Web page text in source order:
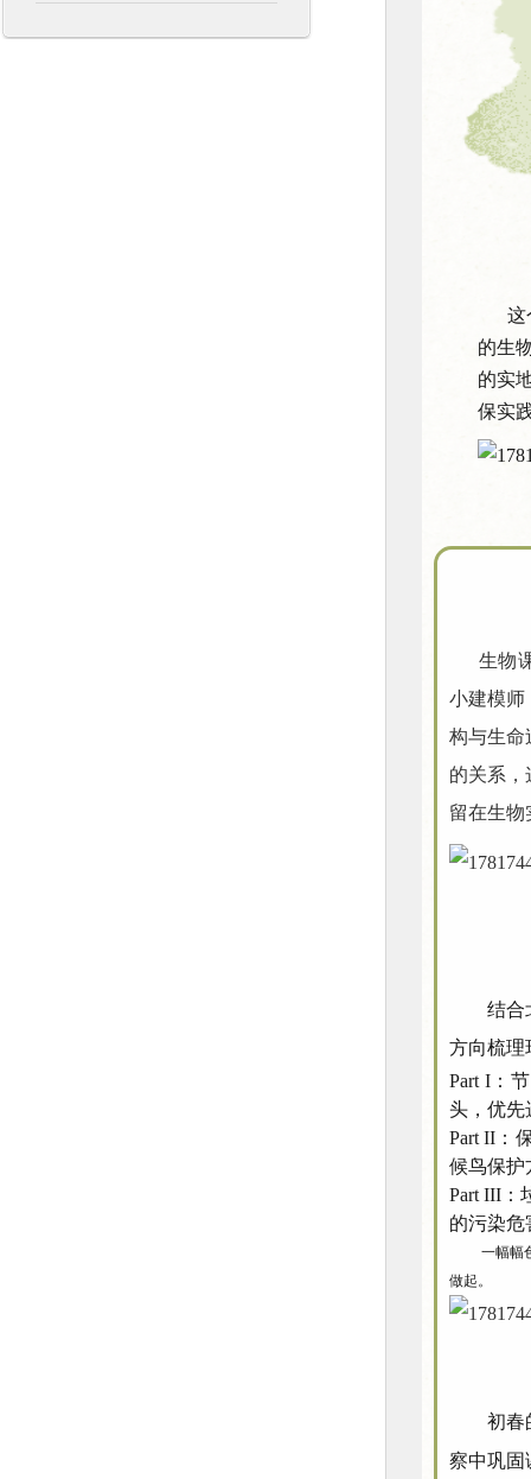
这个
的生
的实
保实
生物课
小建模
构与生命
的关系，
留在生物
结合
方向梳理
Part I：
头，优先
Part II：
候鸟保护
Part III：‌
的污染危
一幅幅
做起。
初春
察中巩固